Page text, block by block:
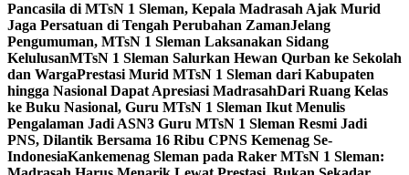
Pancasila di MTsN 1 Sleman, Kepala Madrasah Ajak Murid
Jaga Persatuan di Tengah Perubahan ZamanJelang
Pengumuman, MTsN 1 Sleman Laksanakan Sidang
KelulusanMTsN 1 Sleman Salurkan Hewan Qurban ke Sekolah
dan WargaPrestasi Murid MTsN 1 Sleman dari Kabupaten
hingga Nasional Dapat Apresiasi MadrasahDari Ruang Kelas
ke Buku Nasional, Guru MTsN 1 Sleman Ikut Menulis
Pengalaman Jadi ASN3 Guru MTsN 1 Sleman Resmi Jadi
PNS, Dilantik Bersama 16 Ribu CPNS Kemenag Se-
IndonesiaKankemenag Sleman pada Raker MTsN 1 Sleman: